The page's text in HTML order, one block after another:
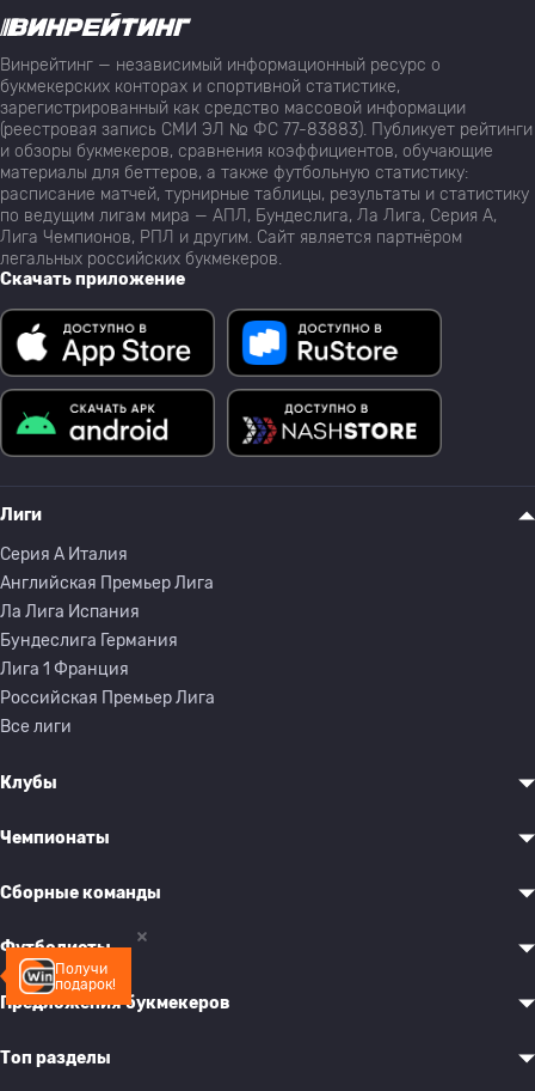
Получи
подарок!
Винрейтинг — независимый информационный ресурс о
букмекерских конторах и спортивной статистике,
зарегистрированный как средство массовой информации
(реестровая запись СМИ ЭЛ № ФС 77-83883). Публикует рейтинги
и обзоры букмекеров, сравнения коэффициентов, обучающие
материалы для беттеров, а также футбольную статистику:
расписание матчей, турнирные таблицы, результаты и статистику
по ведущим лигам мира — АПЛ, Бундеслига, Ла Лига, Серия А,
Лига Чемпионов, РПЛ и другим. Сайт является партнёром
легальных российских букмекеров.
Скачать приложение
Лиги
Серия A Италия
Английская Премьер Лига
Ла Лига Испания
Бундеслига Германия
Лига 1 Франция
Российская Премьер Лига
Все лиги
Клубы
Чемпионаты
Сборные команды
Футболисты
Предложения букмекеров
Топ разделы